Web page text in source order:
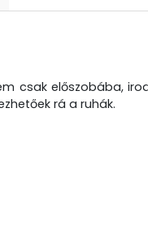
csak előszobába,
rá a ruhák.